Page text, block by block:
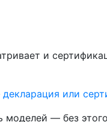
и
декларация или
— без